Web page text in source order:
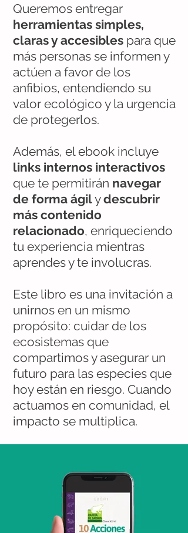
Queremos entregar
herramientas simples,
claras y accesibles para que
más personas se informen y
actúen a favor de los
anfibios, entendiendo su
valor ecológico y la urgencia
de protegerlos.
Además, el ebook incluye
links internos interactivos
que te permitirán navegar
de forma ágilydescubrir
más contenido
relacionado, enriqueciendo
tu experiencia mientras
aprendes y te involucras.
Este libro es una invitación a
unirnos en un mismo
propósito: cuidar de los
ecosistemas que
compartimos y asegurar un
futuro para las especies que
hoy están en riesgo. Cuando
actuamos en comunidad, el
impacto se multiplica.